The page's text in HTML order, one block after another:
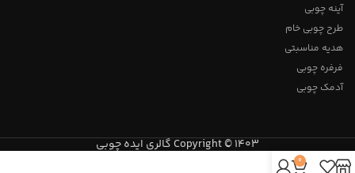
آینه چوبی
طرح چوبی خام
هدیه مناسبتی
فرفره چوبی
آدمک چوبی
Copyright © 1403 گالری ایده چوبی
0